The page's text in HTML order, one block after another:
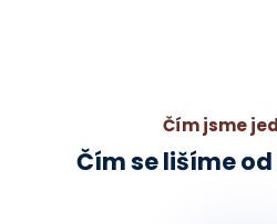
Čím jsme
Čím se lišíme